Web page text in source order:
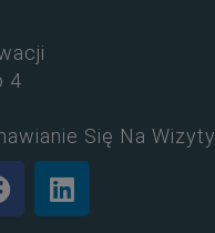
4
Się Na Wizyty.